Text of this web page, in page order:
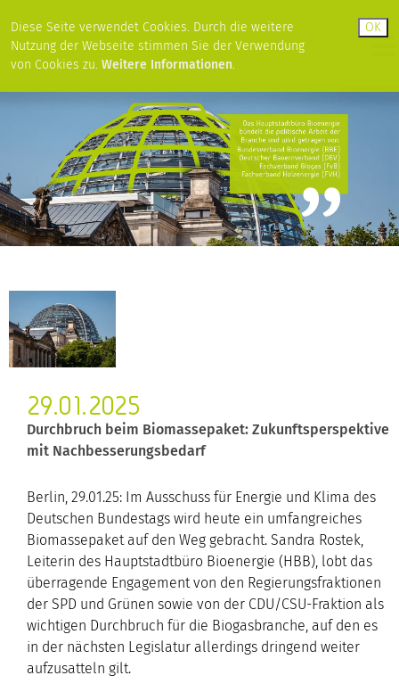
Diese Seite verwendet Cookies. Durch die weitere
Nutzung der Webseite stimmen Sie der Verwendung
von Cookies zu. Weitere Informationen.
29.01.2025
Durchbruch beim Biomassepaket: Zukunftsperspektive
mit Nachbesserungsbedarf
Berlin, 29.01.25: Im Ausschuss für Energie und Klima des
Deutschen Bundestags wird heute ein umfangreiches
Biomassepaket auf den Weg gebracht. Sandra Rostek,
Leiterin des Hauptstadtbüro Bioenergie (HBB), lobt das
überragende Engagement von den Regierungsfraktionen
der SPD und Grünen sowie von der CDU/CSU-Fraktion als
wichtigen Durchbruch für die Biogasbranche, auf den es
in der nächsten Legislatur allerdings dringend weiter
aufzusatteln gilt.